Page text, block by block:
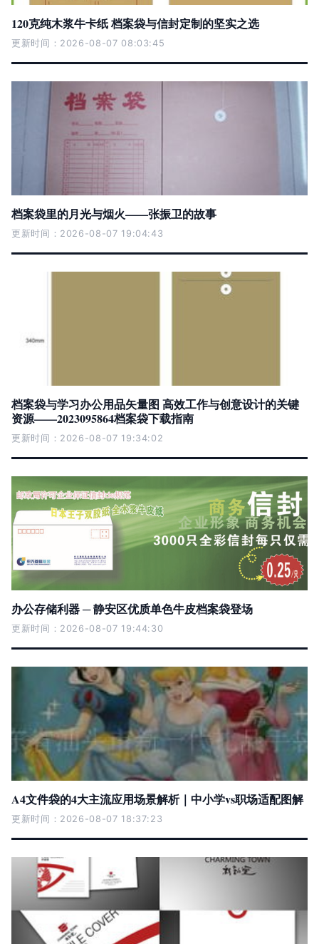
120克纯木浆牛卡纸 档案袋与信封定制的坚实之选
更新时间：2026-08-07 08:03:45
档案袋里的月光与烟火——张振卫的故事
更新时间：2026-08-07 19:04:43
档案袋与学习办公用品矢量图 高效工作与创意设计的关键
资源——2023095864档案袋下载指南
更新时间：2026-08-07 19:34:02
办公存储利器 ─ 静安区优质单色牛皮档案袋登场
更新时间：2026-08-07 19:44:30
A4文件袋的4大主流应用场景解析｜中小学vs职场适配图解
更新时间：2026-08-07 18:37:23